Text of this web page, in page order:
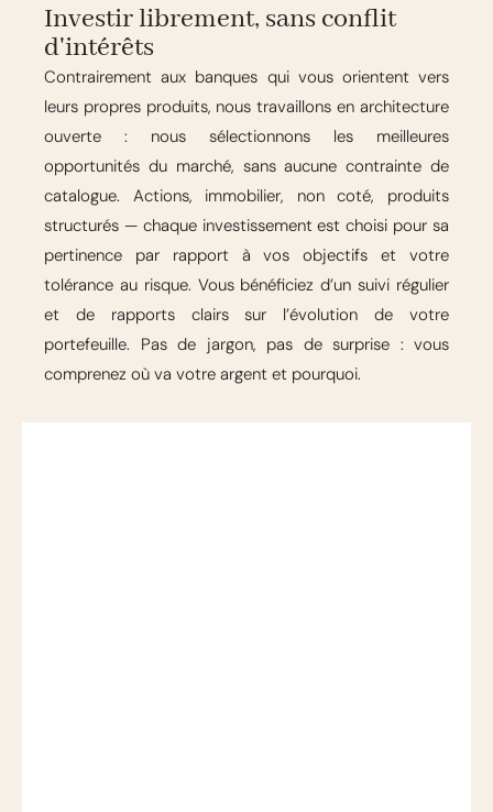
Investir librement, sans conflit
d'intérêts
Contrairement aux banques qui vous orientent vers
leurs propres produits, nous travaillons en architecture
ouverte : nous sélectionnons les meilleures
opportunités du marché, sans aucune contrainte de
catalogue. Actions, immobilier, non coté, produits
structurés — chaque investissement est choisi pour sa
pertinence par rapport à vos objectifs et votre
tolérance au risque. Vous bénéficiez d’un suivi régulier
et de rapports clairs sur l’évolution de votre
portefeuille. Pas de jargon, pas de surprise : vous
comprenez où va votre argent et pourquoi.